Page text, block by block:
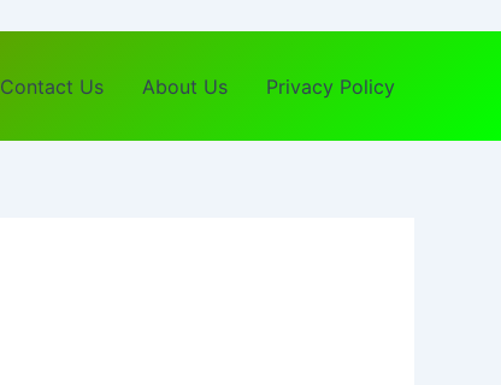
Contact Us About Us Privacy Policy